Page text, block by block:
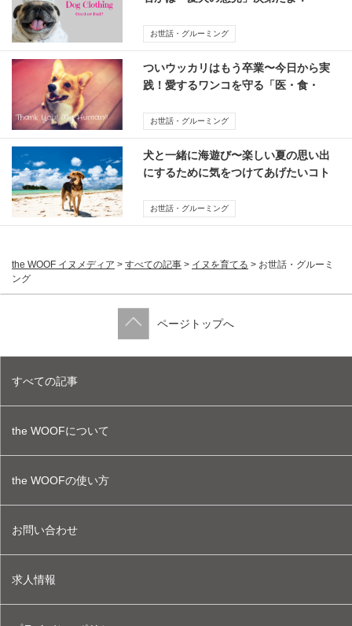
お世話・グルーミング
ついウッカリはもう卒業〜今日から実
践！愛するワンコを守る「医・食・
お世話・グルーミング
犬と一緒に海遊び〜楽しい夏の思い出
にするために気をつけてあげたいコト
お世話・グルーミング
the WOOF イヌメディア > すべての記事 > イヌを育てる > お世話・グルーミ
ング
ページトップへ
すべての記事
the WOOFについて
the WOOFの使い方
お問い合わせ
求人情報